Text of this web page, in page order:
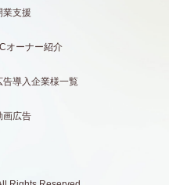
業支援
オーナー紹介
告導入企業様一覧
画広告